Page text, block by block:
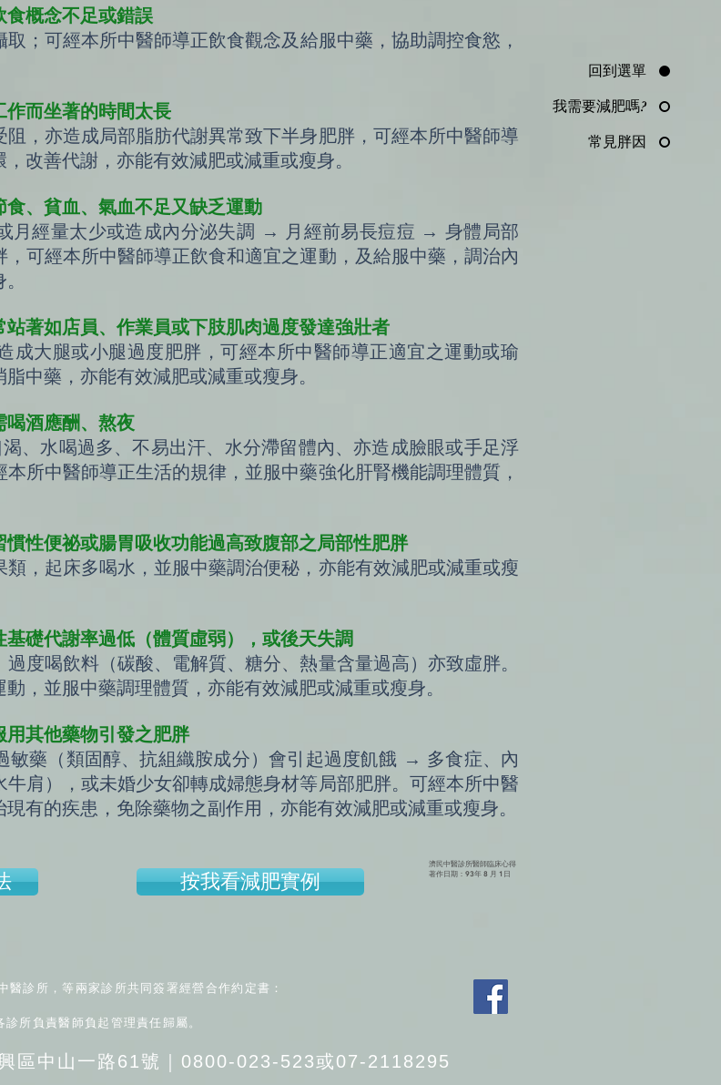
回到選單
我需要減肥嗎?
常見胖因
食概念不足或錯誤
；可經本所中醫師導正飲食觀念及給服中藥，協助調控食慾，
而坐著的時間太長
，亦造成局部脂肪代謝異常致下半身肥胖，可經本所中醫師導
改善代謝，亦能有效減肥或減重或瘦身。
、貧血、氣血不足又缺乏運動
月經量太少或造成內分泌失調 → 月經前易長痘痘 → 身體局部
可經本所中醫師導正飲食和適宜之運動，及給服中藥，調治內
著如店員、作業員或下肢肌肉過度發達強壯者
成大腿或小腿過度肥胖，可經本所中醫師導正適宜之運動或瑜
中藥，亦能有效減肥或減重或瘦身。
喝酒應酬、熬夜
、水喝過多、不易出汗、水分滯留體內、亦造成臉眼或手足浮
所中醫師導正生活的規律，並服中藥強化肝腎機能調理體質，
性便祕或腸胃吸收功能過高致腹部之局部性肥胖
，起床多喝水，並服中藥調治便秘，亦能有效減肥或減重或瘦
礎代謝率過低（體質虛弱），或後天失調
度喝飲料（碳酸、電解質、糖分、熱量含量過高）亦致虛胖。
，並服中藥調理體質，亦能有效減肥或減重或瘦身。
其他藥物引發之肥胖
敏藥（類固醇、抗組織胺成分）會引起過度飢餓 → 多食症、內
肩），或未婚少女卻轉成婦態身材等局部肥胖。可經本所中醫
有的疾患，免除藥物之副作用，亦能有效減肥或減重或瘦身。
按我看減肥實例
濟民中醫診所醫師臨床心得
著作日期：93年 8 月 1日
醫診所，等兩家診所共同簽署經營合作約定書：
所負責醫師負起管理責任歸屬。
區中山一路61號｜0800-023-523或07-2118295